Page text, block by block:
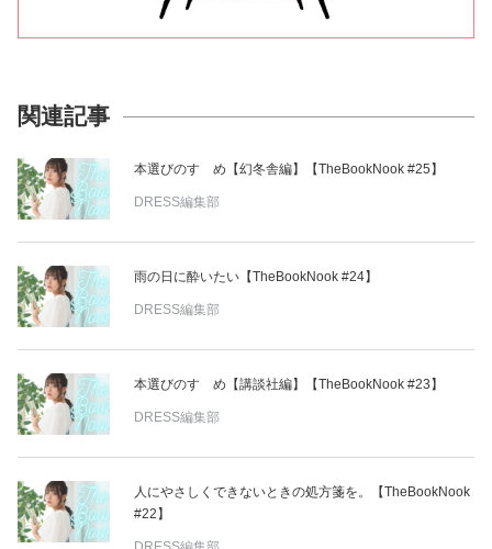
関連記事
本選びのすゝめ【幻冬舎編】【TheBookNook #25】
DRESS編集部
雨の日に酔いたい【TheBookNook #24】
DRESS編集部
本選びのすゝめ【講談社編】【TheBookNook #23】
DRESS編集部
人にやさしくできないときの処方箋を。【TheBookNook
#22】